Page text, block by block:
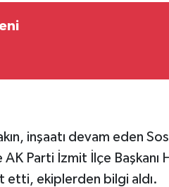
inşaatı devam eden
Parti İzmit İlçe Başkanı
etti, ekiplerden bilgi aldı.